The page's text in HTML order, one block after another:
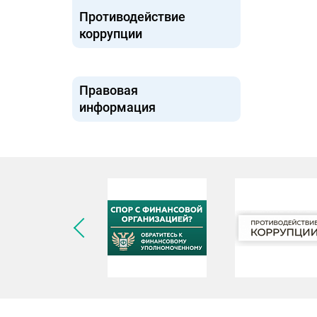
Противодействие
коррупции
Правовая
информация